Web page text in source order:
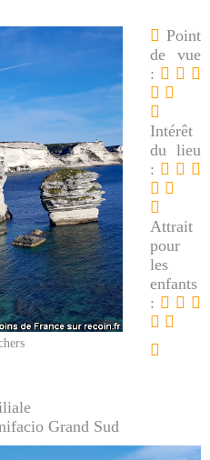
Point
de vue
:
Intérêt
du lieu
:
Attrait
pour
les
enfants
:
Grand Sud